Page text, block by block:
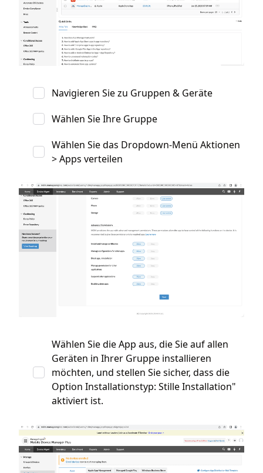
Navigieren Sie zu Gruppen & Geräte
Wählen Sie Ihre Gruppe
Wählen Sie das Dropdown-Menü Aktionen
> Apps verteilen
Wählen Sie die App aus, die Sie auf allen
Geräten in Ihrer Gruppe installieren
möchten, und stellen Sie sicher, dass die
Option Installationstyp: Stille Installation"
aktiviert ist.